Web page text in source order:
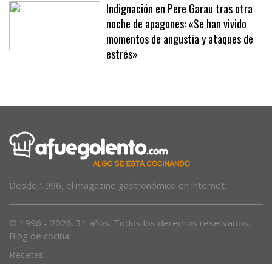
Indignación en Pere Garau tras otra
noche de apagones: «Se han vivido
momentos de angustia y ataques de
estrés»
Desde 1996, el magazine gastronómico en internet.
© 1996 - 2026. 31 años. Todos los derechos reservados.
Blog de cocina
Recetas